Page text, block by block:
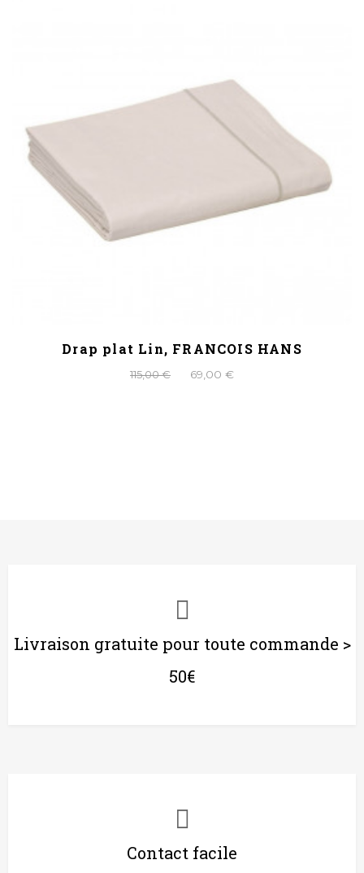
Drap plat Lin, FRANCOIS HANS
115,00 € 69,00 €
Livraison gratuite pour toute commande >
50€
Contact facile